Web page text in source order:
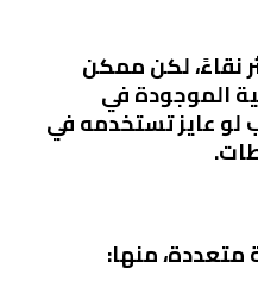
نقاءً، لكن ممكن
الموجودة في
لو عايز تستخدمه في
متعددة، منها: